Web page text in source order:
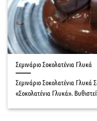
Σεμινάριο Σοκολατένια Γλυκά
Σεμινάριο Σοκολατένια Γλυκά
«Σοκολατένια Γλυκά».